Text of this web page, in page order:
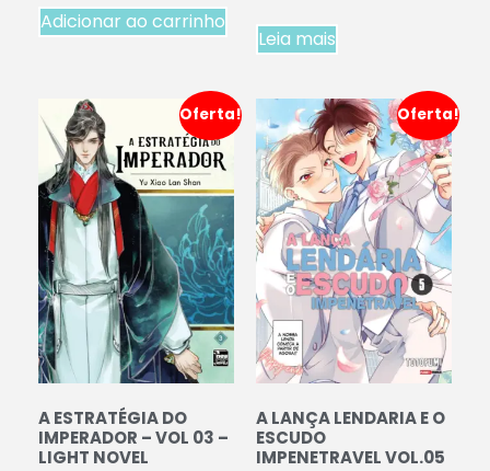
Adicionar ao carrinho
Leia mais
Oferta!
A ESTRATÉGIA DO
IMPERADOR – VOL 03 –
LIGHT NOVEL
Oferta!
A LANÇA LENDARIA E O
ESCUDO
IMPENETRAVEL VOL.05